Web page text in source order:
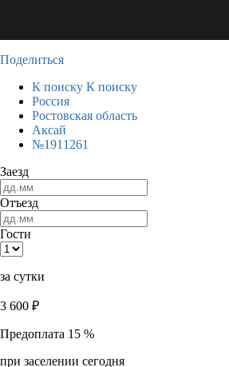
Поделиться
К поиску К поиску
Россия
Ростовская область
Аксай
№1911261
Заезд
Отъезд
Гости
за сутки
3 600 ₽
Предоплата 15 %
при заселении сегодня